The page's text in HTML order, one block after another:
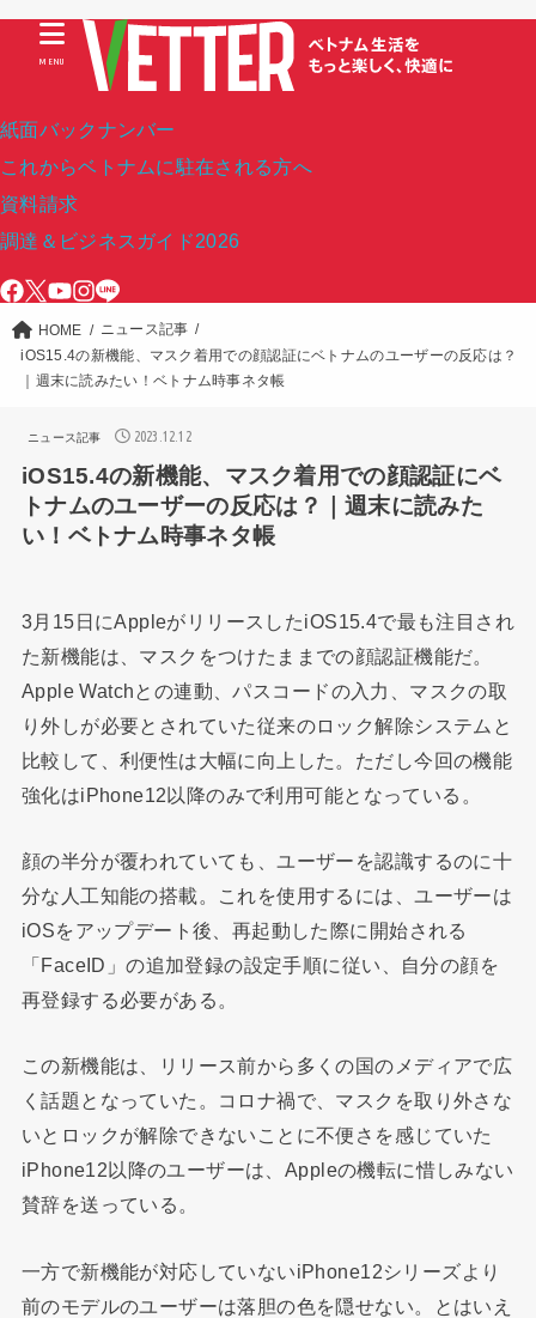
紙面バックナンバー
これからベトナムに駐在される方へ
資料請求
調達＆ビジネスガイド2026
MENU
HOME
ニュース記事
iOS15.4の新機能、マスク着用での顔認証にベトナムのユーザーの反応は？
｜週末に読みたい！ベトナム時事ネタ帳
ニュース記事 2023.12.12
iOS15.4の新機能、マスク着用での顔認証にベ
トナムのユーザーの反応は？｜週末に読みた
い！ベトナム時事ネタ帳
3月15日にAppleがリリースしたiOS15.4で最も注目され
た新機能は、マスクをつけたままでの顔認証機能だ。
Apple Watchとの連動、パスコードの入力、マスクの取
り外しが必要とされていた従来のロック解除システムと
比較して、利便性は大幅に向上した。ただし今回の機能
強化はiPhone12以降のみで利用可能となっている。
顔の半分が覆われていても、ユーザーを認識するのに十
分な人工知能の搭載。これを使用するには、ユーザーは
iOSをアップデート後、再起動した際に開始される
「FaceID」の追加登録の設定手順に従い、自分の顔を
再登録する必要がある。
この新機能は、リリース前から多くの国のメディアで広
く話題となっていた。コロナ禍で、マスクを取り外さな
いとロックが解除できないことに不便さを感じていた
iPhone12以降のユーザーは、Appleの機転に惜しみない
賛辞を送っている。
一方で新機能が対応していないiPhone12シリーズより
前のモデルのユーザーは落胆の色を隠せない。とはいえ